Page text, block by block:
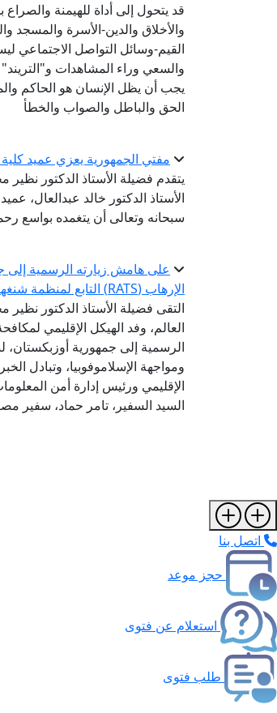
قد يتحول إلى أداة للهيمنة والصراع
والأخلاق والدين-الأسرة
القيم-وسائل التواصل الاجتماعي
والسعي وراء المشاهدات
يجب أن يظل الإنسان هو الحاكم
الحق والباطل والصواب والخطأ
مفتي الجمهورية يعزي عميد
يتقدم فضيلة الأستاذ الدكتور
الأستاذ الدكتور خالد عبدالعال،
سبحانه وتعالى أن يتغمده بواسع
على هامش زيارته الرسمية إلى
الإرهاب (RATS) التابع لمنظمة شنغهاي للتعاون لتعزيز التعاون في مواجهة التطرف والإسلاموفوبيا
التقى فضيلة الأستاذ الدكتور نظير
الرسمية إلى جمهورية
ومواجهة الإسلاموفوبيا، وتبادل
الإقليمي ورئيس إدارة أمن
السيد السفير، تامر حماد، سفير
اتصل بنا
حجز موعد
استعلام عن فتوى
طلب فتوى